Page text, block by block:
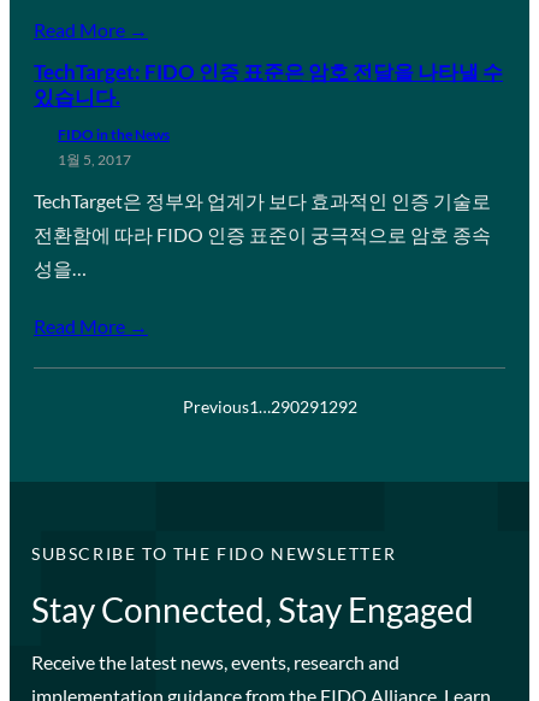
Read More →
TechTarget: FIDO 인증 표준은 암호 전달을 나타낼 수
있습니다.
FIDO in the News
1월 5, 2017
TechTarget은 정부와 업계가 보다 효과적인 인증 기술로
전환함에 따라 FIDO 인증 표준이 궁극적으로 암호 종속
성을…
Read More →
Previous1…290291292
SUBSCRIBE TO THE FIDO NEWSLETTER
Stay Connected, Stay Engaged
Receive the latest news, events, research and
implementation guidance from the FIDO Alliance. Learn